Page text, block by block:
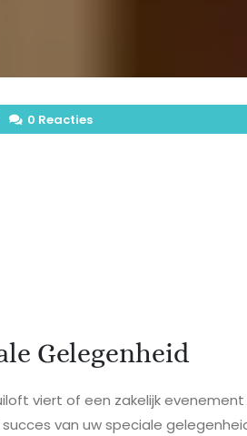
0 Reacties
Gelegenheid
viert of een zakelijk
van uw speciale